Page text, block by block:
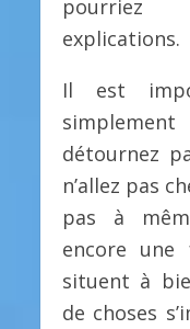
pourriez
explications.
Il est
détournez
n’allez pas
pas à
encore
situent à
de choses